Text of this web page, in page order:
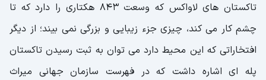
تاکستان های لاواکس که وسعت 843 هکتاری را دارد که تا
چشم کار می کند، چیزی جزء زیبایی و بزرگی نمی بیند؛ از دیگر
افتخاراتی که این محیط دارد می توان به ثبت رسیدن تاکستان
پله ای اشاره داشت که در فهرست سازمان جهانی میراث